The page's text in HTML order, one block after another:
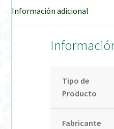
Información adicional
Tipo de
Producto
Fabricante